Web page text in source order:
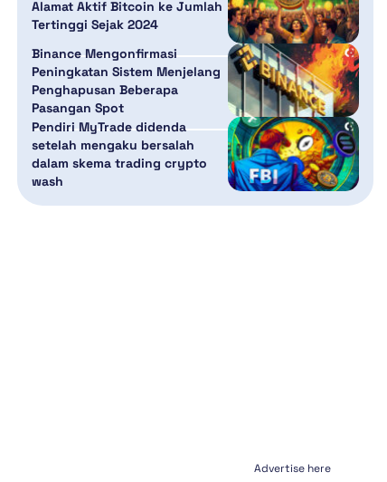
Alamat Aktif Bitcoin ke Jumlah
Tertinggi Sejak 2024
Binance Mengonfirmasi
Peningkatan Sistem Menjelang
Penghapusan Beberapa
Pasangan Spot
Pendiri MyTrade didenda
setelah mengaku bersalah
dalam skema trading crypto
wash
Advertise here